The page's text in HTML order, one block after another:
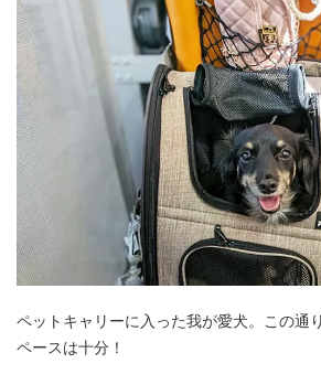
ペットキャリーに入った我が愛犬。この通
ペースは十分！